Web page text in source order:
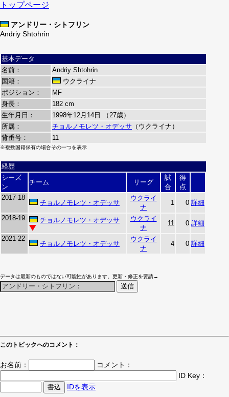
トップページ
アンドリー・シトフリン
Andriy Shtohrin
基本データ
名前：
Andriy Shtohrin
国籍：
ウクライナ
ポジション：
MF
身長：
182 cm
生年月日：
1998年12月14日 （27歳）
所属：
チョルノモレツ・オデッサ （ウクライナ）
背番号：
11
※複数国籍保有の場合その一つを表示
経歴
シーズ
ン
チーム リーグ
試
合
得
点
2017-18
チョルノモレツ・オデッサ
ウクライ
ナ
1 0 詳細
2018-19
チョルノモレツ・オデッサ
ウクライ
ナ
11 0 詳細
2021-22
チョルノモレツ・オデッサ
ウクライ
ナ
4 0 詳細
データは最新のものではない可能性があります。更新・修正を要請→
このトピックへのコメント：
お名前：
コメント：
ID Key：
IDを表示